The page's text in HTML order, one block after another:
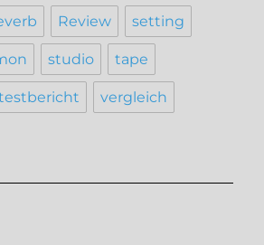
Review setting
studio tape
vergleich